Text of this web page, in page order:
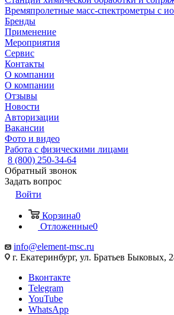
Времяпролетные масс-спектрометры с
Бренды
Применение
Мероприятия
Сервис
Контакты
О компании
О компании
Отзывы
Новости
Авторизации
Вакансии
Фото и видео
Работа с физическими лицами
8 (800) 250-34-64
Обратный звонок
Задать вопрос
Войти
Корзина0
Отложенные0
info@element-msc.ru
г. Екатеринбург, ул. Братьев Быковых,
Вконтакте
Telegram
YouTube
WhatsApp